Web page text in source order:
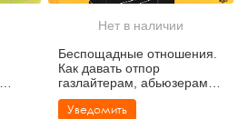
Нет в наличии
Беспощадные отношения.
Как давать отпор
газлайтерам, абьюзерам,
нарциссам
Уведомить